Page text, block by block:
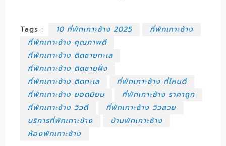
Tags : 10 ที่พักเกาะช้าง 2025
ที่พักเกาะช้าง
ที่พักเกาะช้าง คุณภาพดี
ที่พักเกาะช้าง ติดชายทะเล
ที่พักเกาะช้าง ติดชายฝั่ง
ที่พักเกาะช้าง ติดทะเล
ที่พักเกาะช้าง ที่ไหนดี
ที่พักเกาะช้าง ยอดนิยม
ที่พักเกาะช้าง ราคาถูก
ที่พักเกาะช้าง วิวดี
ที่พักเกาะช้าง วิวสวย
บริการที่พักเกาะช้าง
บ้านพักเกาะช้าง
ห้องพักเกาะช้าง